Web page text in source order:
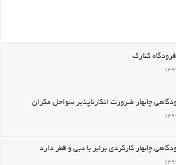
کنارک
چابهار ضرورت انکارناپذیر سواحل مکران
چابهار کارکردی برابر با دبی و قطر دارد